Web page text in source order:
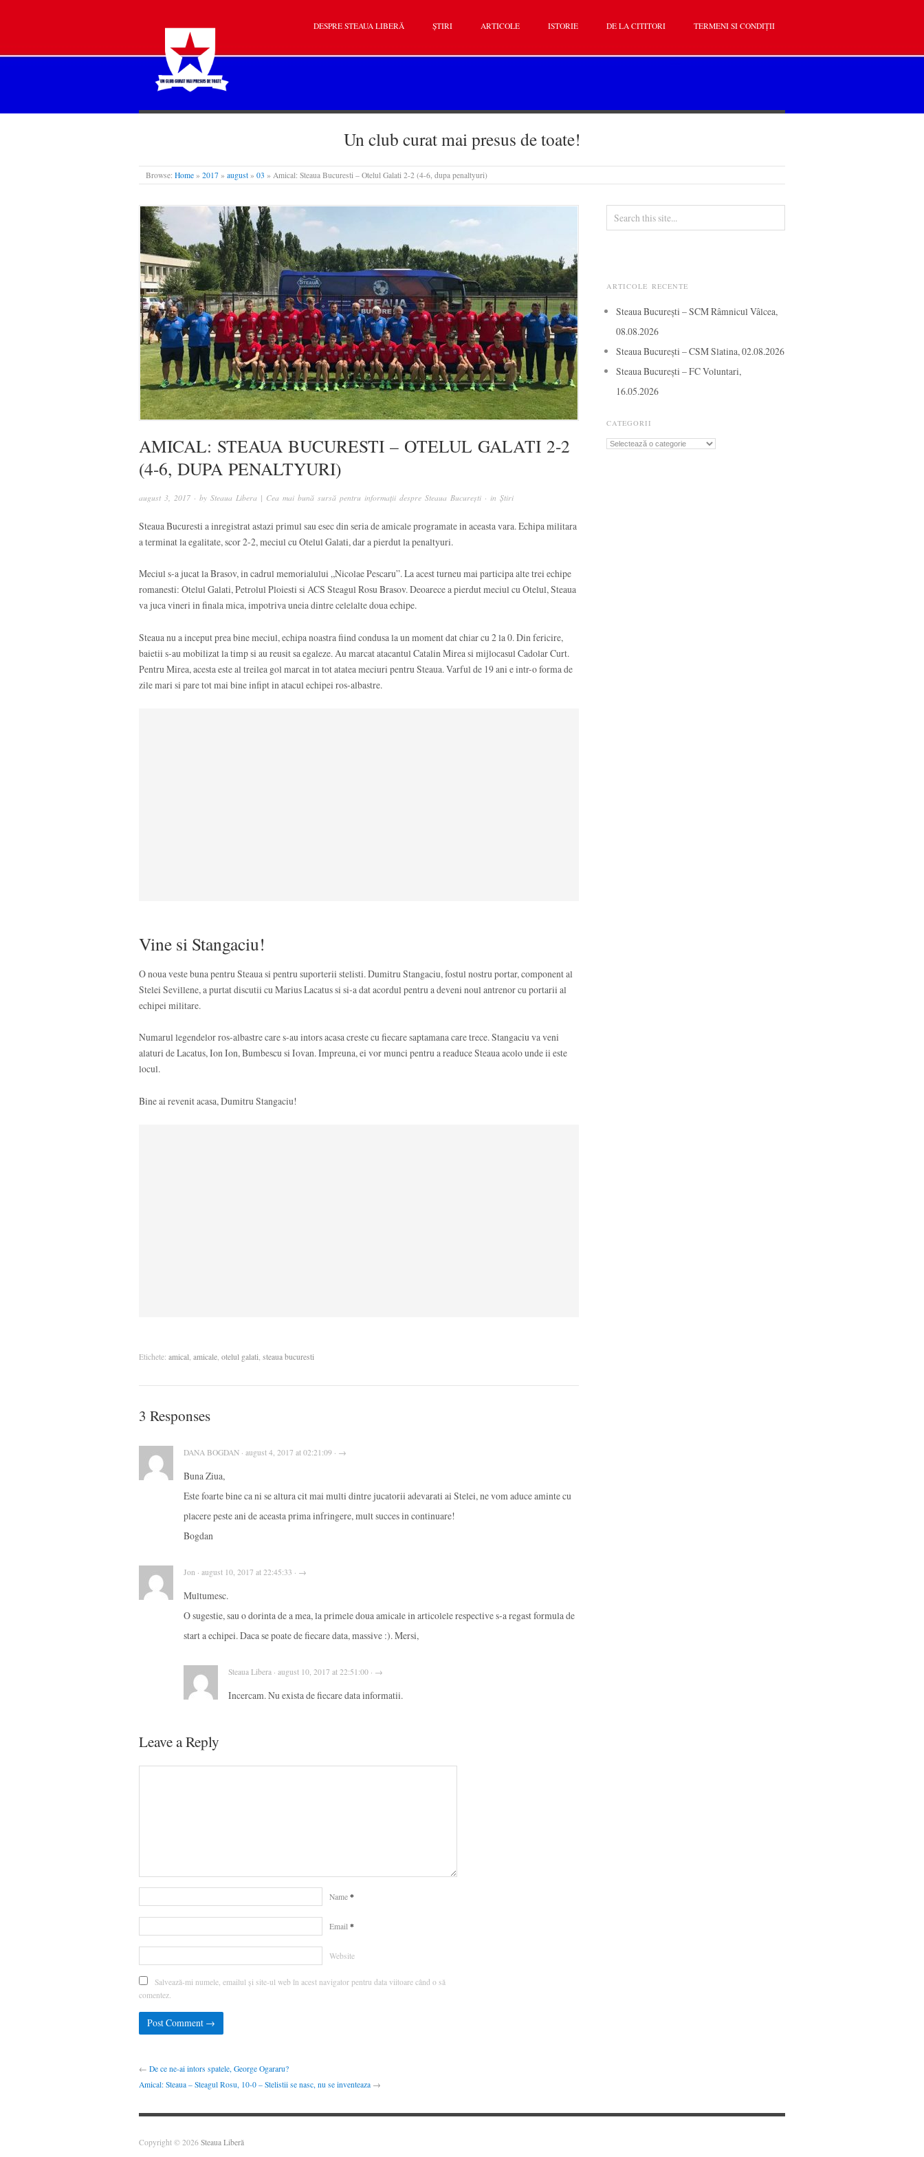
STEAUA LIBERĂ
DESPRE STEAUA LIBERĂ ȘTIRI ARTICOLE ISTORIE DE LA CITITORI TERMENI SI CONDIȚII
Un club curat mai presus de toate!
Browse: Home » 2017 » august » 03 » Amical: Steaua Bucuresti – Otelul Galati 2-2 (4-6, dupa penaltyuri)
AMICAL: STEAUA BUCURESTI – OTELUL GALATI 2-2
(4-6, DUPA PENALTYURI)
august 3, 2017 · by Steaua Libera | Cea mai bună sursă pentru informații despre Steaua București · in Știri
Steaua Bucuresti a inregistrat astazi primul sau esec din seria de amicale programate in aceasta vara. Echipa militara
a terminat la egalitate, scor 2-2, meciul cu Otelul Galati, dar a pierdut la penaltyuri.
Meciul s-a jucat la Brasov, in cadrul memorialului „Nicolae Pescaru”. La acest turneu mai participa alte trei echipe
romanesti: Otelul Galati, Petrolul Ploiesti si ACS Steagul Rosu Brasov. Deoarece a pierdut meciul cu Otelul, Steaua
va juca vineri in finala mica, impotriva uneia dintre celelalte doua echipe.
Steaua nu a inceput prea bine meciul, echipa noastra fiind condusa la un moment dat chiar cu 2 la 0. Din fericire,
baietii s-au mobilizat la timp si au reusit sa egaleze. Au marcat atacantul Catalin Mirea si mijlocasul Cadolar Curt.
Pentru Mirea, acesta este al treilea gol marcat in tot atatea meciuri pentru Steaua. Varful de 19 ani e intr-o forma de
zile mari si pare tot mai bine infipt in atacul echipei ros-albastre.
Vine si Stangaciu!
O noua veste buna pentru Steaua si pentru suporterii stelisti. Dumitru Stangaciu, fostul nostru portar, component al
Stelei Sevillene, a purtat discutii cu Marius Lacatus si si-a dat acordul pentru a deveni noul antrenor cu portarii al
echipei militare.
Numarul legendelor ros-albastre care s-au intors acasa creste cu fiecare saptamana care trece. Stangaciu va veni
alaturi de Lacatus, Ion Ion, Bumbescu si Iovan. Impreuna, ei vor munci pentru a readuce Steaua acolo unde ii este
locul.
Bine ai revenit acasa, Dumitru Stangaciu!
Etichete: amical amicale otelul galati steaua bucuresti
3 Responses
DANA BOGDAN · august 4, 2017 at 02:21:09 · →
Buna Ziua,
Este foarte bine ca ni se altura cit mai multi dintre jucatorii adevarati ai Stelei, ne vom aduce aminte cu
placere peste ani de aceasta prima infringere, mult succes in continuare!
Bogdan
Jon · august 10, 2017 at 22:45:33 · →
Multumesc.
O sugestie, sau o dorinta de a mea, la primele doua amicale in articolele respective s-a regast formula de
start a echipei. Daca se poate de fiecare data, massive :). Mersi,
Steaua Libera · august 10, 2017 at 22:51:00 · →
Incercam. Nu exista de fiecare data informatii.
Leave a Reply
Name *
Email *
Website
Salvează-mi numele, emailul și site-ul web în acest navigator pentru data viitoare când o să
comentez.
← De ce ne-ai intors spatele, George Ogararu?
Amical: Steaua – Steagul Rosu, 10-0 – Stelistii se nasc, nu se inventeaza →
ARTICOLE RECENTE
Steaua București – SCM Râmnicul Vâlcea,
08.08.2026
Steaua București – CSM Slatina, 02.08.2026
Steaua București – FC Voluntari,
16.05.2026
CATEGORII
Categorii
Copyright © 2026 Steaua Liberă